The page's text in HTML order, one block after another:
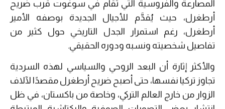
المصارعة والفروسية التي تُقام في سوغوت قرب ضريح
أرطغرل، حيث يُقدَّم للأجيال الجديدة بوصفه الأمير
أرطغرل، رغم استمرار الجدل التاريخي حول كثير من
تفاصيل شخصيته ونسبه ودوره الحقيقي.
والأكثر إثارة أن البعد الروحي والسياسي لهذه السردية
تجاوز تركيا نفسها، حتى أصبح ضريح أرطغرل مقصدًا لآلاف
الزوار من خارج العالم التركي، وخاصة من باكستان، في ظل